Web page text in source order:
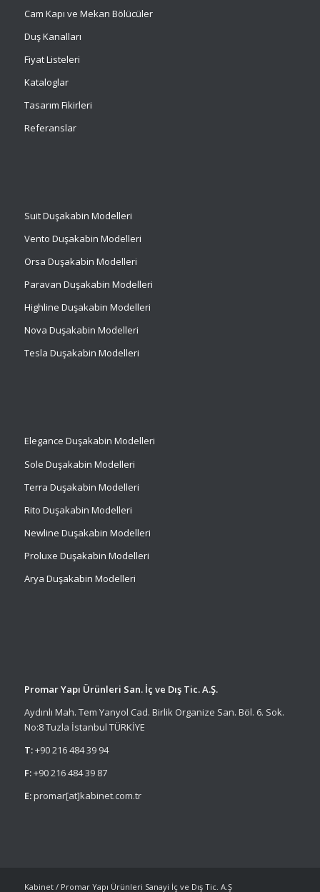
Cam Kapı ve Mekan Bölücüler
Duş Kanalları
Fiyat Listeleri
Kataloglar
Tasarım Fikirleri
Referanslar
SuitDuşakabin Modelleri
Vento Duşakabin Modelleri
Orsa Duşakabin Modelleri
Paravan Duşakabin Modelleri
Highline Duşakabin Modelleri
Nova Duşakabin Modelleri
Tesla Duşakabin Modelleri
Elegance Duşakabin Modelleri
Sole Duşakabin Modelleri
Terra Duşakabin Modelleri
Rito Duşakabin Modelleri
Newline Duşakabin Modelleri
Proluxe Duşakabin Modelleri
Arya Duşakabin Modelleri
Promar Yapı Ürünleri San. İç ve Dış Tic. A.Ş.
Aydınlı Mah. Tem Yanyol Cad. Birlik Organize San. Böl. 6. Sok.
No:8 Tuzla İstanbul TÜRKİYE
T:+90 216 484 39 94
F:+90 216 484 39 87
E:promar[at]kabinet.com.tr
Kabinet / Promar Yapı Ürünleri Sanayi İç ve Dış Tic. A.Ş